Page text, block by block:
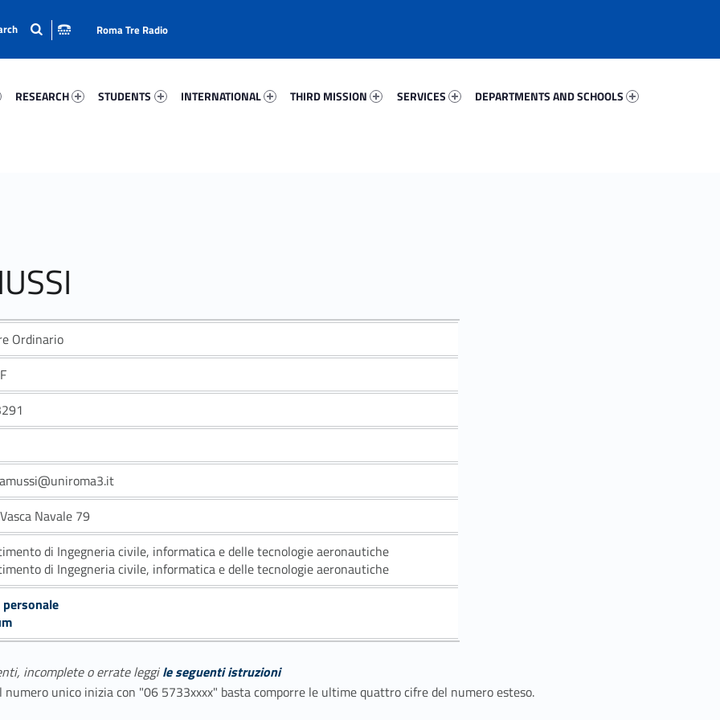
RESEARCH
STUDENTS
INTERNATIONAL
THIRD MISSION
SERVICES
DEPARTMENTS AND SCHOOLS
Roma Tre Radio
Ordinario
Navale 79
di Ingegneria civile, informatica e delle tecnologie aeronautiche
di Ingegneria civile, informatica e delle tecnologie aeronautiche
incomplete o errate leggile seguenti istruzioni
unico inizia con "06 5733xxxx" basta comporre le ultime quattro cifre del numero esteso.